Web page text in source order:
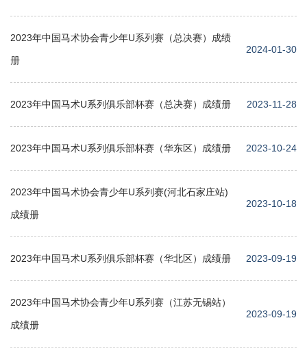
2023年中国马术协会青少年U系列赛（总决赛）成绩
册
2024-01-30
2023年中国马术U系列俱乐部杯赛（总决赛）成绩册 2023-11-28
2023年中国马术U系列俱乐部杯赛（华东区）成绩册 2023-10-24
2023年中国马术协会青少年U系列赛(河北石家庄站)
成绩册
2023-10-18
2023年中国马术U系列俱乐部杯赛（华北区）成绩册 2023-09-19
2023年中国马术协会青少年U系列赛（江苏无锡站）
成绩册
2023-09-19